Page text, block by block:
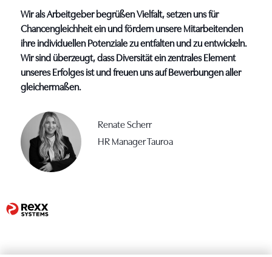
Wir als Arbeitgeber begrüßen Vielfalt, setzen uns für
Chancengleichheit ein und fördern unsere Mitarbeitenden
ihre individuellen Potenziale zu entfalten und zu entwickeln.
Wir sind überzeugt, dass Diversität ein zentrales Element
unseres Erfolges ist und freuen uns auf Bewerbungen aller
gleichermaßen.
Renate Scherr
HR Manager Tauroa